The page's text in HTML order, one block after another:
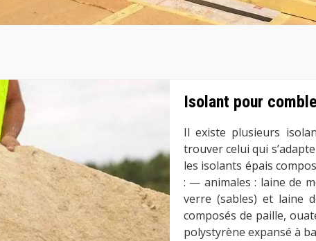
Isolant pour
Il existe plusieurs
trouver celui qui
les isolants épais
: — animales : laine de
verre (sables) et laine
composés de paille,
polystyrène expansé à